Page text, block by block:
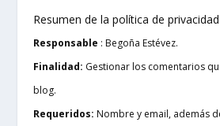
Resumen de la política de
Responsable : Begoña Estévez.
Finalidad: Gestionar los comentarios
blog.
Requeridos: Nombre y email, además